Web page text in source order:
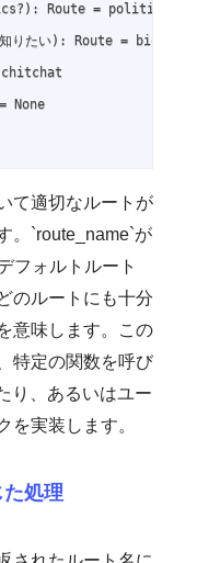
Route = politics
りたい): Route = biology
chitchat
None
て適切なルートが
。`route_name`が
フォルトルート
のルートにも十分
意味します。この
特定の関数を呼び
り、あるいはユー
を実装します。
処理